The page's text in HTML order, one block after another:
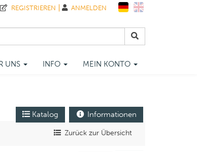
UNS INFO MEIN KONTO
REGISTRIEREN ANMELDEN
Katalog Informationen
Zurück zur Übersicht